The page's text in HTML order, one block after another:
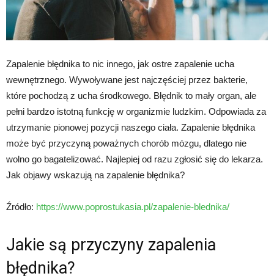
Zapalenie błędnika to nic innego, jak ostre zapalenie ucha
wewnętrznego. Wywoływane jest najczęściej przez bakterie,
które pochodzą z ucha środkowego. Błędnik to mały organ, ale
pełni bardzo istotną funkcję w organizmie ludzkim. Odpowiada za
utrzymanie pionowej pozycji naszego ciała. Zapalenie błędnika
może być przyczyną poważnych chorób mózgu, dlatego nie
wolno go bagatelizować. Najlepiej od razu zgłosić się do lekarza.
Jak objawy wskazują na zapalenie błędnika?
Źródło: https://www.poprostukasia.pl/zapalenie-blednika/
Jakie są przyczyny zapalenia
błędnika?